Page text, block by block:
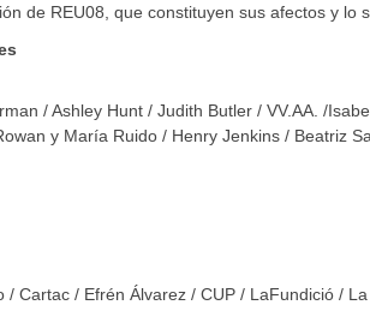
que constituyen sus afectos y lo
/ Ashley Hunt / Judith Butler / VV.AA. /
y María Ruido / Henry Jenkins / Beatriz
/ Cartac / Efrén Álvarez / CUP / LaFundició /